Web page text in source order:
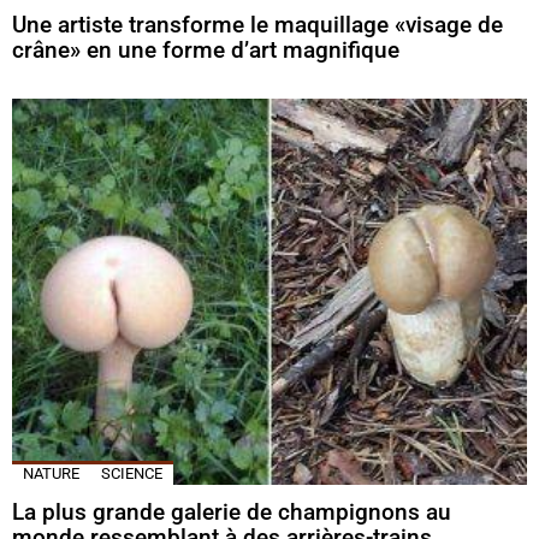
Une artiste transforme le maquillage «visage de
crâne» en une forme d’art magnifique
NATURE SCIENCE
La plus grande galerie de champignons au